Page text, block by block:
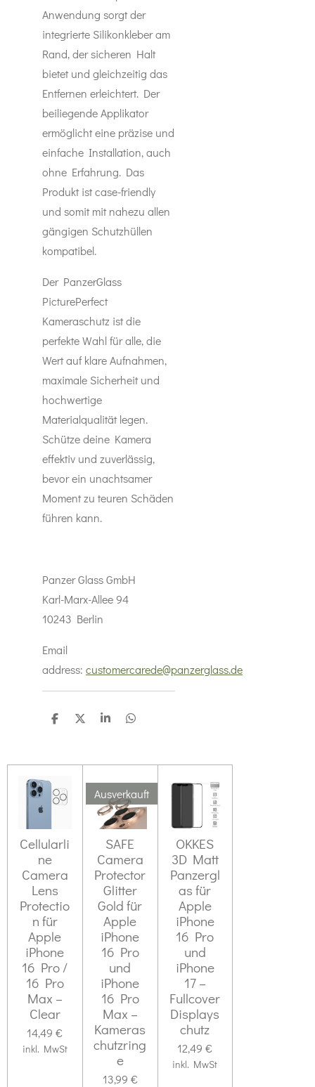
Anwendung sorgt der
integrierte Silikonkleber am
Rand, der sicheren Halt
bietet und gleichzeitig das
Entfernen erleichtert. Der
beiliegende Applikator
ermöglicht eine präzise und
einfache Installation, auch
ohne Erfahrung. Das
Produkt ist case-friendly
und somit mit nahezu allen
gängigen Schutzhüllen
kompatibel.
Der PanzerGlass
PicturePerfect
Kameraschutz ist die
perfekte Wahl für alle, die
Wert auf klare Aufnahmen,
maximale Sicherheit und
hochwertige
Materialqualität legen.
Schütze deine Kamera
effektiv und zuverlässig,
bevor ein unachtsamer
Moment zu teuren Schäden
führen kann.
Panzer Glass GmbH
Karl-Marx-Allee 94
10243 Berlin
Email
address: customercarede@panzerglass.de
T
e
T
e
T
e
T
e
Cellularli
ne
Camera
Lens
Protectio
n für
Apple
iPhone
16 Pro /
16 Pro
Max –
Clear
14,49 €
inkl. MwSt
Ausverkauft
SAFE
Camera
Protector
Glitter
Gold für
Apple
iPhone
16 Pro
und
iPhone
16 Pro
Max –
Kameras
chutzring
e
13,99 €
OKKES
3D Matt
Panzergl
as für
Apple
iPhone
16 Pro
und
iPhone
17 –
Fullcover
Displays
chutz
12,49 €
inkl. MwSt